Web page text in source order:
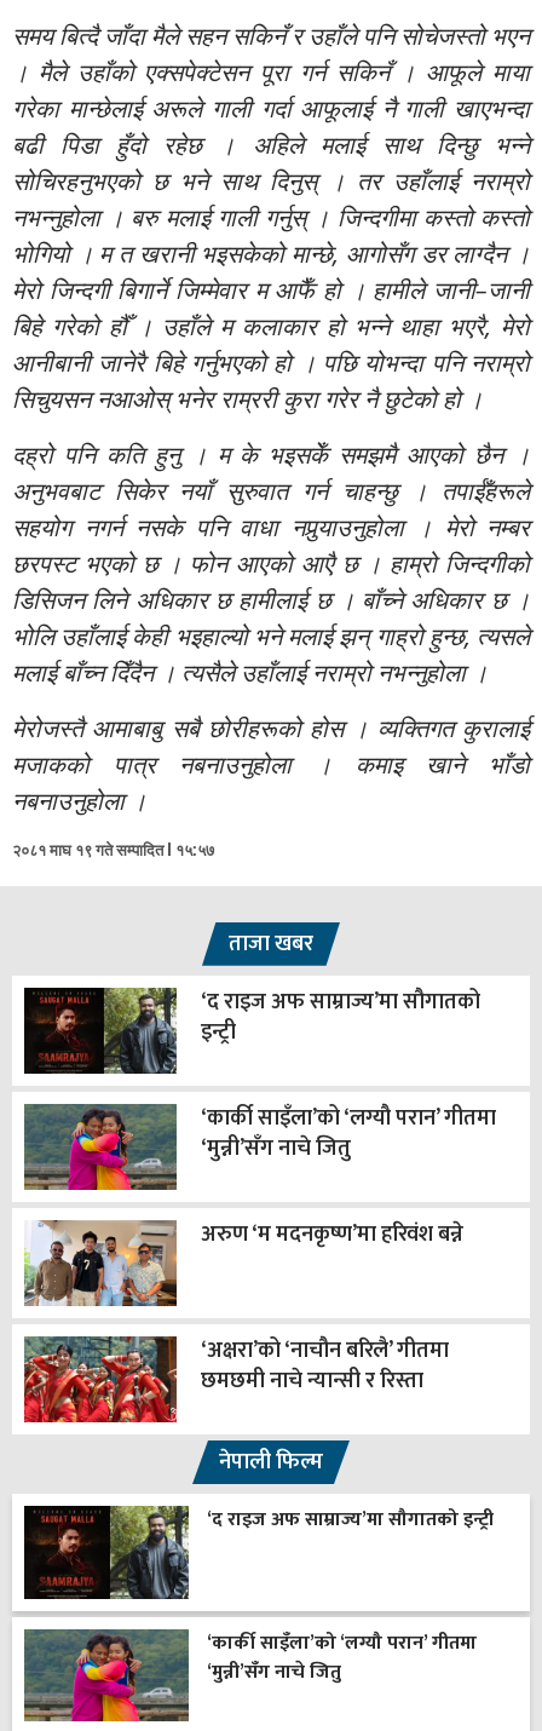
समय बित्दै जाँदा मैले सहन सकिनँ र उहाँले पनि सोचेजस्तो भएन
। मैले उहाँको एक्सपेक्टेसन पूरा गर्न सकिनँ । आफूले माया
गरेका मान्छेलाई अरूले गाली गर्दा आफूलाई नै गाली खाएभन्दा
बढी पिडा हुँदो रहेछ । अहिले मलाई साथ दिन्छु भन्ने
सोचिरहनुभएको छ भने साथ दिनुस् । तर उहाँलाई नराम्रो
नभन्नुहोला । बरु मलाई गाली गर्नुस् । जिन्दगीमा कस्तो कस्तो
भोगियो । म त खरानी भइसकेको मान्छे, आगोसँग डर लाग्दैन ।
मेरो जिन्दगी बिगार्ने जिम्मेवार म आफैँ हो । हामीले जानी–जानी
बिहे गरेको हौँ । उहाँले म कलाकार हो भन्ने थाहा भएरै, मेरो
आनीबानी जानेरै बिहे गर्नुभएको हो । पछि योभन्दा पनि नराम्रो
सिचुयसन नआओस् भनेर राम्ररी कुरा गरेर नै छुटेको हो ।
दह्रो पनि कति हुनु । म के भइसकेँ समझमै आएको छैन ।
अनुभवबाट सिकेर नयाँ सुरुवात गर्न चाहन्छु । तपाईँहरूले
सहयोग नगर्न नसके पनि वाधा नपुर्‍याउनुहोला । मेरो नम्बर
छरपस्ट भएको छ । फोन आएको आएै छ । हाम्रो जिन्दगीको
डिसिजन लिने अधिकार छ हामीलाई छ । बाँच्ने अधिकार छ ।
भोलि उहाँलाई केही भइहाल्यो भने मलाई झन् गाह्रो हुन्छ, त्यसले
मलाई बाँच्न दिँदैन । त्यसैले उहाँलाई नराम्रो नभन्नुहोला ।
मेरोजस्तै आमाबाबु सबै छोरीहरूको होस । व्यक्तिगत कुरालाई
मजाकको पात्र नबनाउनुहोला । कमाइ खाने भाँडो
नबनाउनुहोला ।
२०८१ माघ १९ गते सम्पादित l १५:५७
ताजा खबर
‘द राइज अफ साम्राज्य’मा सौगातको
इन्ट्री
‘कार्की साइँला’को ‘लग्यौ परान’ गीतमा
‘मुन्नी’सँग नाचे जितु
अरुण ‘म मदनकृष्ण’मा हरिवंश बन्ने
‘अक्षरा’को ‘नाचौन बरिलै’ गीतमा
छमछमी नाचे न्यान्सी र रिस्ता
नेपाली फिल्म
‘द राइज अफ साम्राज्य’मा सौगातको इन्ट्री
‘कार्की साइँला’को ‘लग्यौ परान’ गीतमा
‘मुन्नी’सँग नाचे जितु